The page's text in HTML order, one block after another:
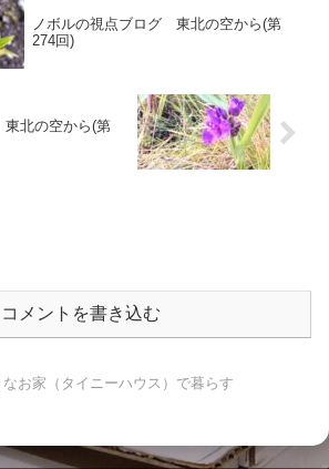
ノボルの視点ブログ 東北の空から(第
274回)
北の空から(第
コメントを書き込む
なお家（タイニーハウス）で暮らす